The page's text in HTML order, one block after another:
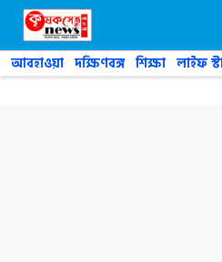
Skip
content
আবহাওয়া দক্ষিণবঙ্গ শিক্ষা লাইফ